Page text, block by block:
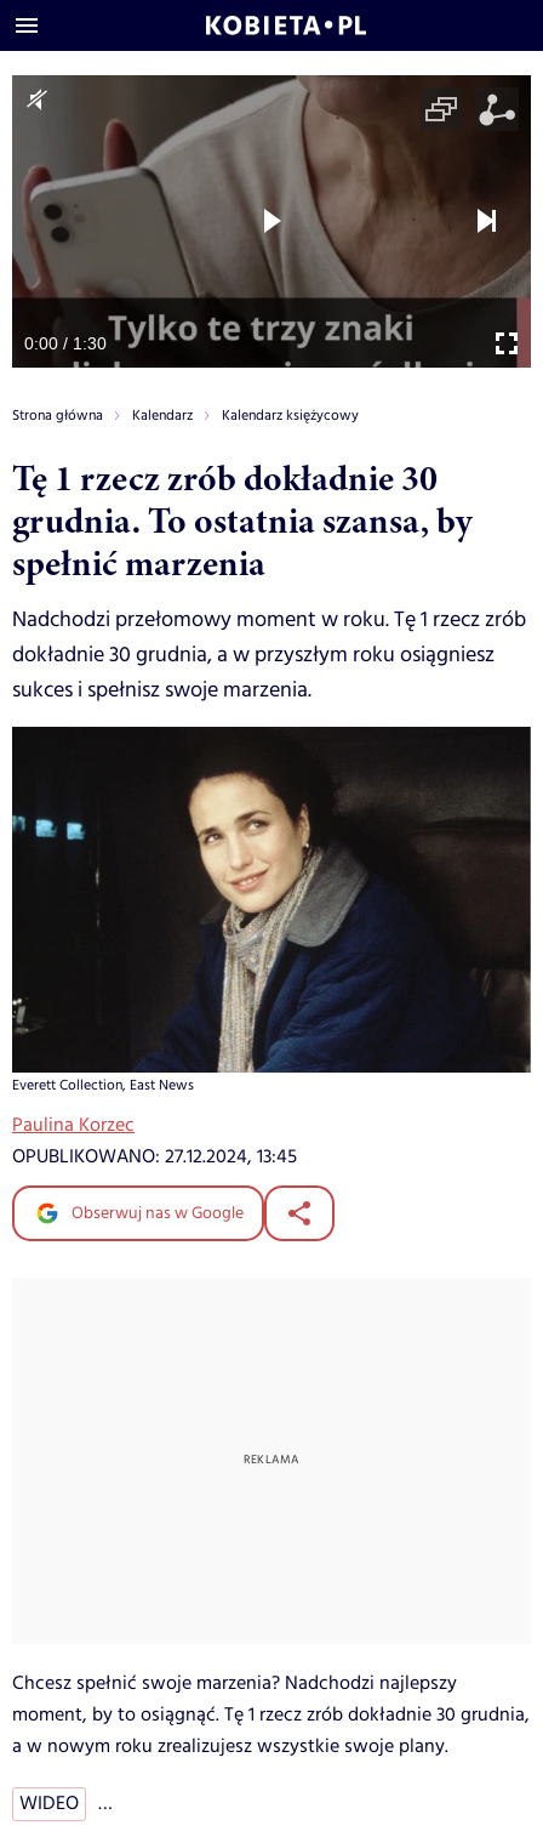
0:00 / 1:30
Strona główna Kalendarz Kalendarz księżycowy
Tę 1 rzecz zrób dokładnie 30
grudnia. To ostatnia szansa, by
spełnić marzenia
Nadchodzi przełomowy moment w roku. Tę 1 rzecz zrób
dokładnie 30 grudnia, a w przyszłym roku osiągniesz
sukces i spełnisz swoje marzenia.
Everett Collection, East News
Paulina Korzec
OPUBLIKOWANO: 27.12.2024, 13:45
Obserwuj nas w Google
Chcesz spełnić swoje marzenia? Nadchodzi najlepszy
moment, by to osiągnąć. Tę 1 rzecz zrób dokładnie 30 grudnia,
a w nowym roku zrealizujesz wszystkie swoje plany.
WIDEO …